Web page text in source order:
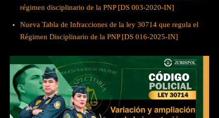
régimen disciplinario de la PNP [DS 003-2020-IN]
Nueva Tabla de Infracciones de la ley 30714 que regula el
Régimen Disciplinario de la PNP [DS 016-2025-IN]